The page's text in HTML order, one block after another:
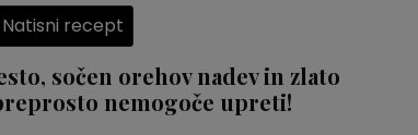
z
orehovim
recept
sočen orehov nadev in zlato
nemogoče upreti!